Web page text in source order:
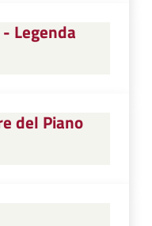
- Legenda
del Piano